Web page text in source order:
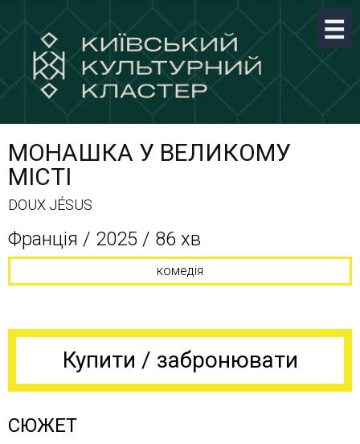
МОНАШКА У ВЕЛИКОМУ
МІСТІ
DOUX JÉSUS
Франція / 2025 / 86 хв
комедія
Купити / забронювати
СЮЖЕТ